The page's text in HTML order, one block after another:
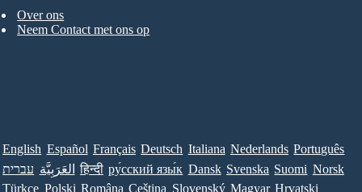
Over ons
Neem Contact met ons op
English Español Français Deutsch Italiana Nederlands Português
עברית العَرَبِيَّة हिन्दी ру́сский язы́к Dansk Svenska Suomi Norsk
Türkçe Polski Româna Ceština Slovenský Magyar Hrvatski